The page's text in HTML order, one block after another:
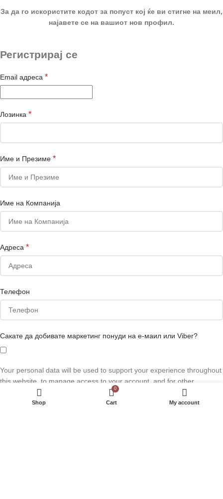
За да го искористите кодот за попуст кој ќе ви стигне на меил,
најавете се на вашиот нов профил.
Регистрирај се
Email адреса *
Лозинка *
Име и Презиме *
Име на Компанија
Адреса *
Телефон
Сакате да добивате маркетинг понуди на е-маил или Viber?
Your personal data will be used to support your experience throughout
this website, to manage access to your account, and for other
purposes described in our
полиса за приватност
Shop
0
Cart My account